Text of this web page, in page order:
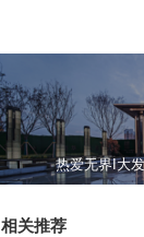
上一篇
热爱无界I大
相关推荐